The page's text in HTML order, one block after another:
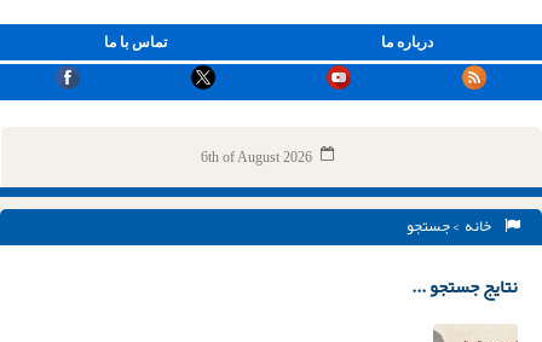
تماس با ما درباره ما
6th of August 2026
خانه > جستجو
نتایج جستجو ...